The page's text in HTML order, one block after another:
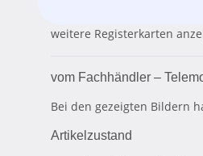
weitere Registerkarten
vom Fachhändler –
Bei den gezeigten Bildern
Artikelzustand